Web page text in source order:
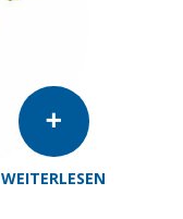
WEITERLESEN